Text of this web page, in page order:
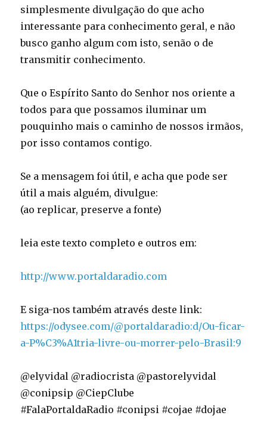
simplesmente divulgação do que acho
interessante para conhecimento geral, e não
busco ganho algum com isto, senão o de
transmitir conhecimento.
Que o Espírito Santo do Senhor nos oriente a
todos para que possamos iluminar um
pouquinho mais o caminho de nossos irmãos,
por isso contamos contigo.
Se a mensagem foi útil, e acha que pode ser
útil a mais alguém, divulgue:
(ao replicar, preserve a fonte)
leia este texto completo e outros em:
http://www.portaldaradio.com
E siga-nos também através deste link:
https://odysee.com/@portaldaradio:d/Ou-ficar-
a-P%C3%A1tria-livre-ou-morrer-pelo-Brasil:9
@elyvidal @radiocrista @pastorelyvidal
@conipsip @CiepClube
#FalaPortaldaRadio #conipsi #cojae #dojae